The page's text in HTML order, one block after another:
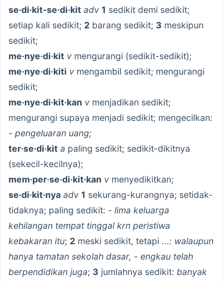
se·di·kit-se·di·kit adv 1 sedikit demi sedikit;
setiap kali sedikit; 2 barang sedikit; 3 meskipun
sedikit;
me·nye·di·kit v mengurangi (sedikit-sedikit);
me·nye·di·kiti v mengambil sedikit; mengurangi
sedikit;
me·nye·di·kit·kan v menjadikan sedikit;
mengurangi supaya menjadi sedikit; mengecilkan:
- pengeluaran uang;
ter·se·di·kit a paling sedikit; sedikit-dikitnya
(sekecil-kecilnya);
mem·per·se·di·kit·kan v menyedikitkan;
se·di·kit·nya adv 1 sekurang-kurangnya; setidak-
tidaknya; paling sedikit: - lima keluarga
kehilangan tempat tinggal krn peristiwa
kebakaran itu; 2 meski sedikit, tetapi ...: walaupun
hanya tamatan sekolah dasar, - engkau telah
berpendidikan juga; 3 jumlahnya sedikit: banyak